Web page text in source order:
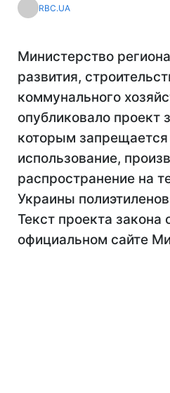
RBC.UA
Министерство
развития,
коммунального
опубликовало проект
которым запрещается
использование,
распространение на
Украины
Текст проекта закона
официальном сайте